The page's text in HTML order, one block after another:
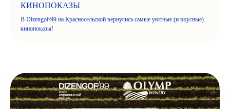
КИНОПОКАЗЫ
В Dizengof/99 на Красносельской вернулись самые уютные (и вкусные)
кинопоказы!